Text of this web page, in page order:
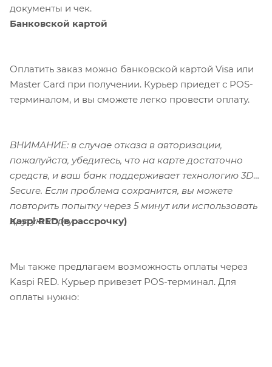
документы и чек.
Банковской картой
Оплатить заказ можно банковской картой Visa или
Master Card при получении. Курьер приедет с POS-
терминалом, и вы сможете легко провести оплату.
ВНИМАНИЕ: в случае отказа в авторизации,
пожалуйста, убедитесь, что на карте достаточно
средств, и ваш банк поддерживает технологию 3D-
Secure. Если проблема сохранится, вы можете
повторить попытку через 5 минут или использовать
другую карту.
Kaspi RED (в рассрочку)
Мы также предлагаем возможность оплаты через
Kaspi RED. Курьер привезет POS-терминал. Для
оплаты нужно: